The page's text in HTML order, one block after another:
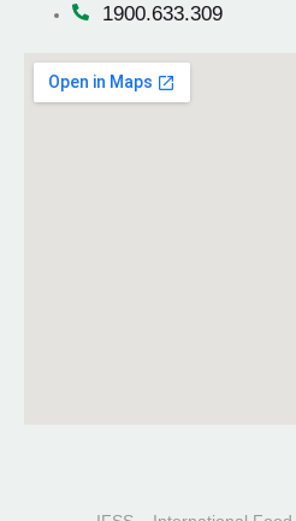
1900.633.309